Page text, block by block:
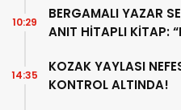
BERGAMALI YAZAR
ANIT HİTAPLI KİTAP:
10:29
KOZAK YAYLASI
KONTROL ALTINDA!
14:35